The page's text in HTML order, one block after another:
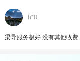
h*8
梁导服务极好 没有其他收